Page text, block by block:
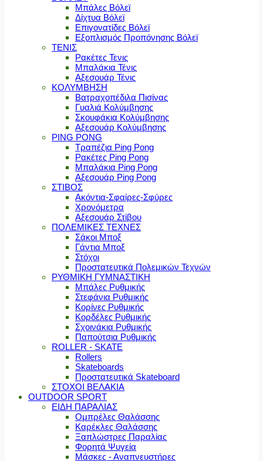
Μπάλες Βόλεϊ
Δίχτυα Βόλεϊ
Επιγονατίδες Βόλεϊ
Εξοπλισμός Προπόνησης Βόλεϊ
ΤΕΝΙΣ
Ρακέτες Τενις
Μπαλάκια Τένις
Αξεσουάρ Τένις
ΚΟΛΥΜΒΗΣΗ
Βατραχοπέδιλα Πισίνας
Γυαλιά Κολύμβησης
Σκουφάκια Κολύμβησης
Αξεσουάρ Κολύμβησης
PING PONG
Τραπέζια Ping Pong
Ρακέτες Ping Pong
Μπαλάκια Ping Pong
Αξεσουάρ Ping Pong
ΣΤΙΒΟΣ
Ακόντια-Σφαίρες-Σφύρες
Χρονόμετρα
Αξεσουάρ Στίβου
ΠΟΛΕΜΙΚΕΣ ΤΕΧΝΕΣ
Σάκοι Μποξ
Γάντια Μποξ
Στόχοι
Προστατευτικά Πολεμικών Τεχνών
ΡΥΘΜΙΚΗ ΓΥΜΝΑΣΤΙΚΗ
Μπάλες Ρυθμικής
Στεφάνια Ρυθμικής
Κορίνες Ρυθμικής
Κορδέλες Ρυθμικής
Σχοινάκια Ρυθμικής
Παπούτσια Ρυθμικής
ROLLER - SKATE
Rollers
Skateboards
Προστατευτικά Skateboard
ΣΤΟΧΟΙ ΒΕΛΑΚΙΑ
OUTDOOR SPORT
ΕΙΔΗ ΠΑΡΑΛΙΑΣ
Ομπρέλες Θαλάσσης
Καρέκλες Θαλάσσης
Ξαπλώστρες Παραλίας
Φορητά Ψυγεία
Μάσκες - Αναπνευστήρες